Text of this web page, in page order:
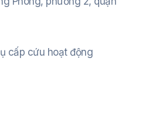
cấp cứu hoạt động